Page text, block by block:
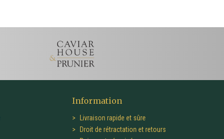
Information
Livraison rapide et sûre
Droit de rétractation et retours